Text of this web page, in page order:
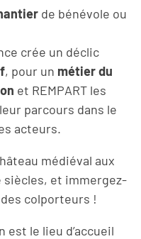
de bénévole ou
crée un déclic
, pour un métier du
et REMPART les
parcours dans le
acteurs.
médiéval aux
siècles, et immergez-
colporteurs !
est le lieu d’accueil